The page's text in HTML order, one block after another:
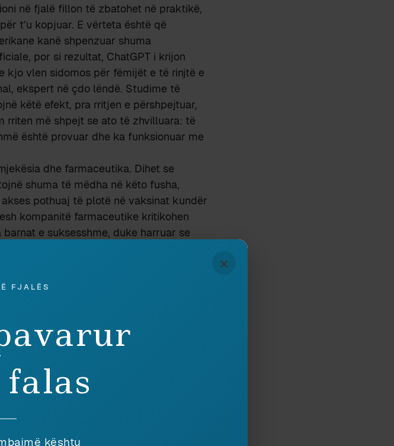
në fjalë fillon të zbatohet në praktikë,
t’u kopjuar. E vërteta është që
kanë shpenzuar shuma
por si rezultat, ChatGPT i krijon
kjo vlen sidomos për fëmijët e të rinjtë e
ekspert në çdo lëndë. Studime të
këtë efekt, pra rritjen e përshpejtuar,
rriten më shpejt se ato të zhvilluara: të
është provuar dhe ka funksionuar me
dhe farmaceutika. Dihet se
shuma të mëdha në këto fusha,
pothuaj të plotë në vaksinat kundër
kompanitë farmaceutike kritikohen
e suksesshme, duke harruar se
edhe dështimet e shumta të lidhura me
futemi në detaje, por në përgjithësi
i stërmadh amerikan përbëjnë nxitje jo
ndikimi pozitiv në aspektin
më 2012 sugjeronte se 73 për
2009 (1.27 vjet për person) vinte
nga barnat që prodhohen në SHBA
inovacioni në këtë fushë mund
×
FJALËS
falas
kështu